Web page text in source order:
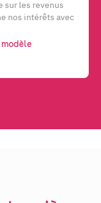
sur les revenus
nos intérêts avec